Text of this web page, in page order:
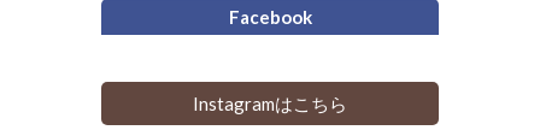
Facebook
Instagramはこちら